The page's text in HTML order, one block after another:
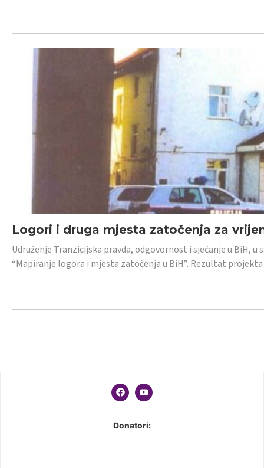
Logori i druga mjesta zatočenja za
Udruženje Tranzicijska pravda, odgovornost i sjećanje u BiH,
“Mapiranje logora i mjesta zatočenja u BiH”. Rezultat
Donatori: